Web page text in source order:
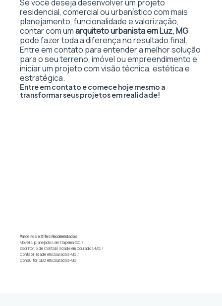
Se você deseja desenvolver um projeto
residencial, comercial ou urbanístico com mais
planejamento, funcionalidade e valorização,
contar com umarquiteto urbanista em Luz, MG
pode fazer toda a diferença no resultado final.
Entre em contato para entender a melhor solução
para o seu terreno, imóvel ou empreendimento e
iniciar um projeto com visão técnica, estética e
estratégica.
Entre em contato e comece hoje mesmo a
transformar seus projetos em realidade!
Parceiros e Sites Recomendados:
Móveis planejados em Itapema-SC /
Escritório de Contabilidade em Dourados-MS /
Contabilidade em Dourados-MS /
Consultor SEO em Dourados-MS